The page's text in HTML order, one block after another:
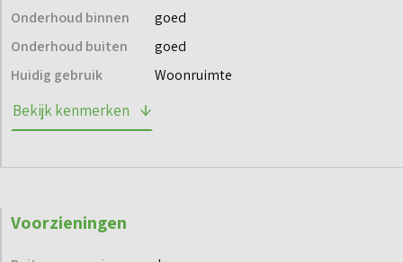
Onderhoud binnen
goed
Onderhoud buiten
goed
Huidig gebruik
Woonruimte
Bekijk kenmerken
Voorzieningen